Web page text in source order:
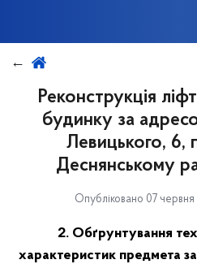
Реконструкція
будинку за
Левицького, 6,
Деснянському
Опубліковано 07
2. Обґрунтування
характеристик предмета